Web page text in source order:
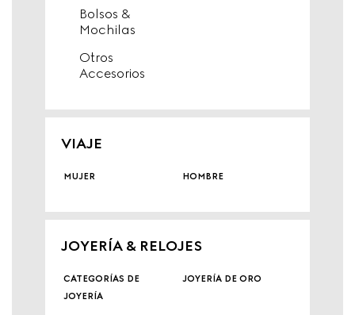
Bolsos &
Mochilas
Otros
Accesorios
VIAJE
mujer hombre
JOYERÍA & RELOJES
categorías de
joyería
joyería de oro